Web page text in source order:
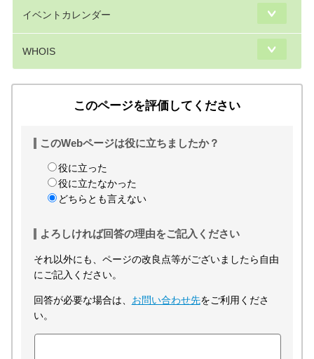
イベントカレンダー
WHOIS
このページを評価してください
このWebページは役に立ちましたか？
役に立った
役に立たなかった
どちらとも言えない
よろしければ回答の理由をご記入ください
それ以外にも、ページの改良点等がございましたら自由
にご記入ください。
回答が必要な場合は、 お問い合わせ先をご利用くださ
い。